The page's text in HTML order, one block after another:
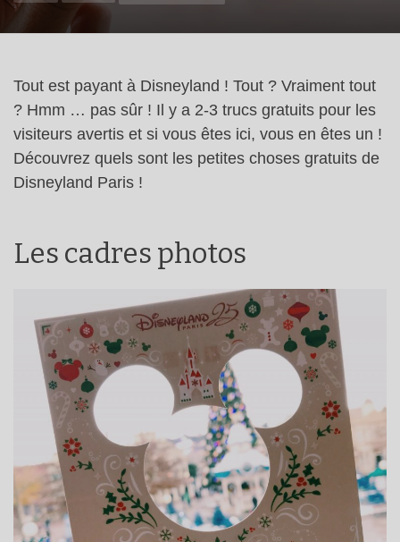
Tout est payant à Disneyland ! Tout ? Vraiment tout
? Hmm … pas sûr ! Il y a 2-3 trucs gratuits pour les
visiteurs avertis et si vous êtes ici, vous en êtes un !
Découvrez quels sont les petites choses gratuits de
Disneyland Paris !
Les cadres photos